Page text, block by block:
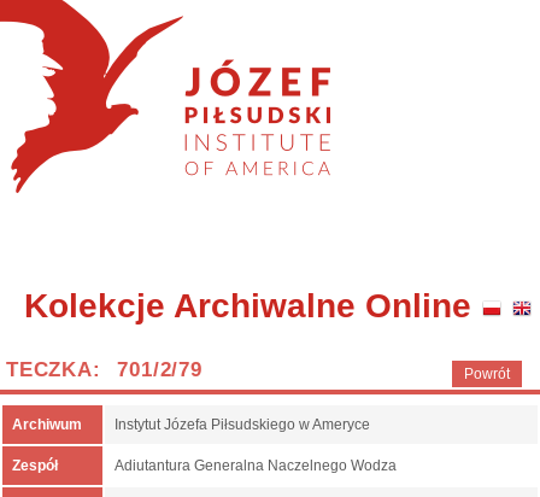
Kolekcje Archiwalne Online
Powrót
TECZKA: 701/2/79
Archiwum Instytut Józefa Piłsudskiego w Ameryce
Zespół Adiutantura Generalna Naczelnego Wodza